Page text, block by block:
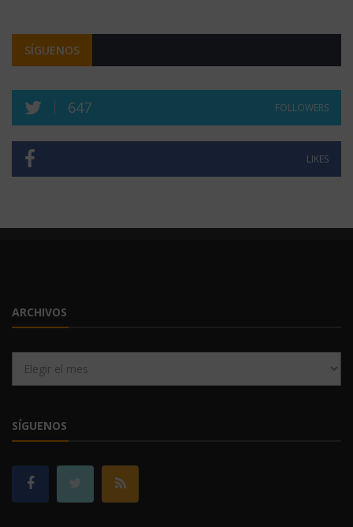
SÍGUENOS
647 FOLLOWERS
LIKES
ARCHIVOS
SÍGUENOS